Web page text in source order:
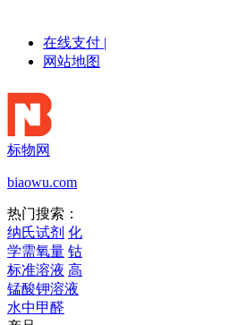
在线支付 |
网站地图
标物网
biaowu.com
热门搜索：
纳氏试剂 化
学需氧量 钴
标准溶液 高
锰酸钾溶液
水中甲醛